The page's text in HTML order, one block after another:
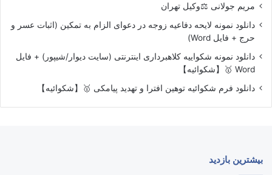
مریم جولانی ⚖️وکیل تهران
دانلود نمونه لایحه دفاعیه زوجه در دعوای الزام به تمکین (اثبات عسر و
حرج + فایل Word)
دانلود نمونه شکواییه کلاهبرداری اینترنتی (سایت دیوار/شیپور) + فایل
Word 🥇【شکوائیه】
دانلود فرم شکوائیه توهین افترا و تهدید پیامکی 🥇【شکوائیه】
بیشترین بازدید